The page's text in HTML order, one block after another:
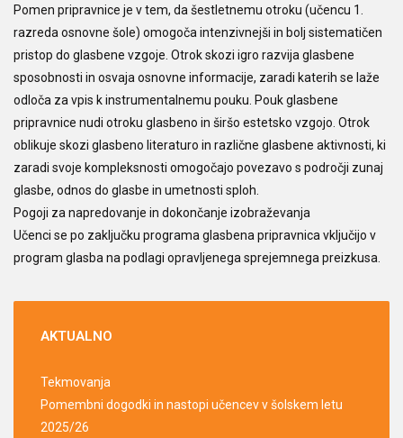
Pomen pripravnice je v tem, da šestletnemu otroku (učencu 1.
razreda osnovne šole) omogoča intenzivnejši in bolj sistematičen
pristop do glasbene vzgoje. Otrok skozi igro razvija glasbene
sposobnosti in osvaja osnovne informacije, zaradi katerih se laže
odloča za vpis k instrumentalnemu pouku. Pouk glasbene
pripravnice nudi otroku glasbeno in širšo estetsko vzgojo. Otrok
oblikuje skozi glasbeno literaturo in različne glasbene aktivnosti, ki
zaradi svoje kompleksnosti omogočajo povezavo s področji zunaj
glasbe, odnos do glasbe in umetnosti sploh.
Pogoji za napredovanje in dokončanje izobraževanja
Učenci se po zaključku programa glasbena pripravnica vključijo v
program glasba na podlagi opravljenega sprejemnega preizkusa.
AKTUALNO
Tekmovanja
Pomembni dogodki in nastopi učencev v šolskem letu
2025/26